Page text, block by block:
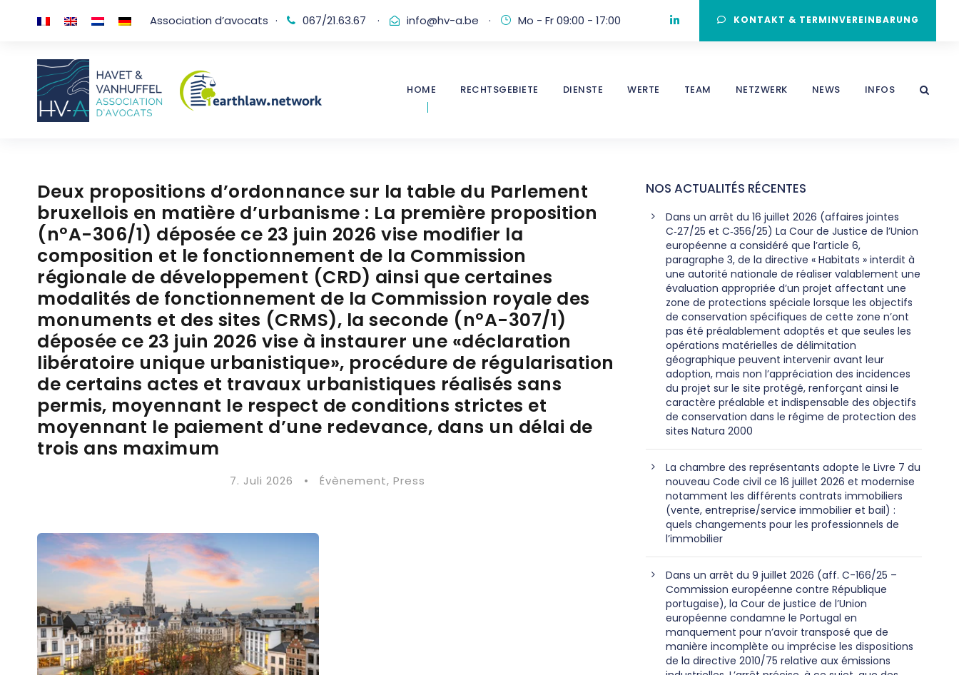
Association d’avocats · 067/21.63.67 · info@hv-a.be · Mo - Fr 09:00 - 17:00 KONTAKT & TERMINVEREINBARUNG
HOME RECHTSGEBIETE DIENSTE WERTE TEAM NETZWERK NEWS INFOS
Deux propositions d’ordonnance sur la table du Parlement
bruxellois en matière d’urbanisme : La première proposition
(n°A-306/1) déposée ce 23 juin 2026 vise modifier la
composition et le fonctionnement de la Commission
régionale de développement (CRD) ainsi que certaines
modalités de fonctionnement de la Commission royale des
monuments et des sites (CRMS), la seconde (n°A-307/1)
déposée ce 23 juin 2026 vise à instaurer une «déclaration
libératoire unique urbanistique», procédure de régularisation
de certains actes et travaux urbanistiques réalisés sans
permis, moyennant le respect de conditions strictes et
moyennant le paiement d’une redevance, dans un délai de
trois ans maximum
7. Juli 2026 • Évènement, Press
NOS ACTUALITÉS RÉCENTES
Dans un arrêt du 16 juillet 2026 (affaires jointes
C‑27/25 et C‑356/25) La Cour de Justice de l’Union
européenne a considéré que l’article 6,
paragraphe 3, de la directive « Habitats » interdit à
une autorité nationale de réaliser valablement une
évaluation appropriée d’un projet affectant une
zone de protections spéciale lorsque les objectifs
de conservation spécifiques de cette zone n’ont
pas été préalablement adoptés et que seules les
opérations matérielles de délimitation
géographique peuvent intervenir avant leur
adoption, mais non l’appréciation des incidences
du projet sur le site protégé, renforçant ainsi le
caractère préalable et indispensable des objectifs
de conservation dans le régime de protection des
sites Natura 2000
La chambre des représentants adopte le Livre 7 du
nouveau Code civil ce 16 juillet 2026 et modernise
notamment les différents contrats immobiliers
(vente, entreprise/service immobilier et bail) :
quels changements pour les professionnels de
l’immobilier
Dans un arrêt du 9 juillet 2026 (aff. C-166/25 –
Commission européenne contre République
portugaise), la Cour de justice de l’Union
européenne condamne le Portugal en
manquement pour n’avoir transposé que de
manière incomplète ou imprécise les dispositions
de la directive 2010/75 relative aux émissions